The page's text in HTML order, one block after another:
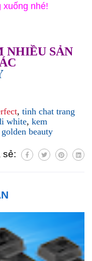
xuống nhé!
NHIỀU SẢN
, tinh chat trang
white, kem
beauty
sẻ: